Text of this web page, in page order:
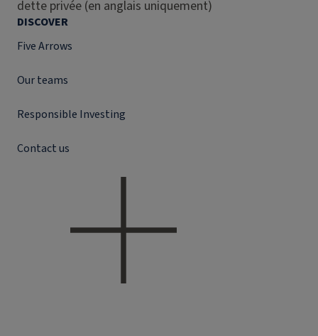
dette privée (en anglais uniquement)
DISCOVER
Five Arrows
Our teams
Responsible Investing
Contact us